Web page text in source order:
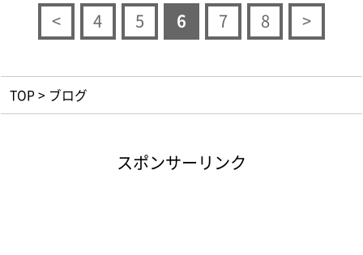
< 4 5 6 7 8 >
TOP > ブログ
スポンサーリンク